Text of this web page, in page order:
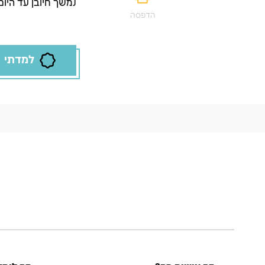
הדפסה
נמשך חיובן עד
למדתי